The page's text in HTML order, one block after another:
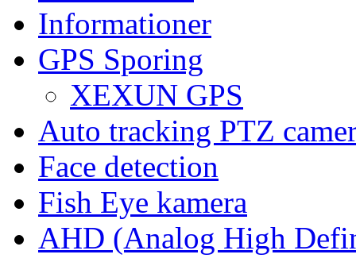
Informationer
GPS Sporing
XEXUN GPS
Auto tracking PTZ
Face detection
Fish Eye kamera
AHD (Analog High